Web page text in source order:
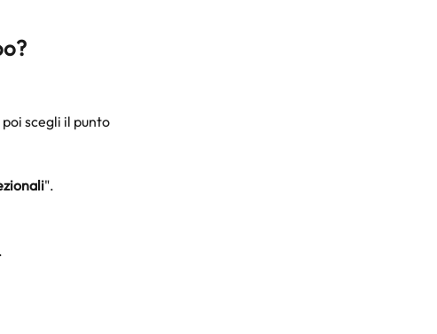
poi scegli il punto
".
.